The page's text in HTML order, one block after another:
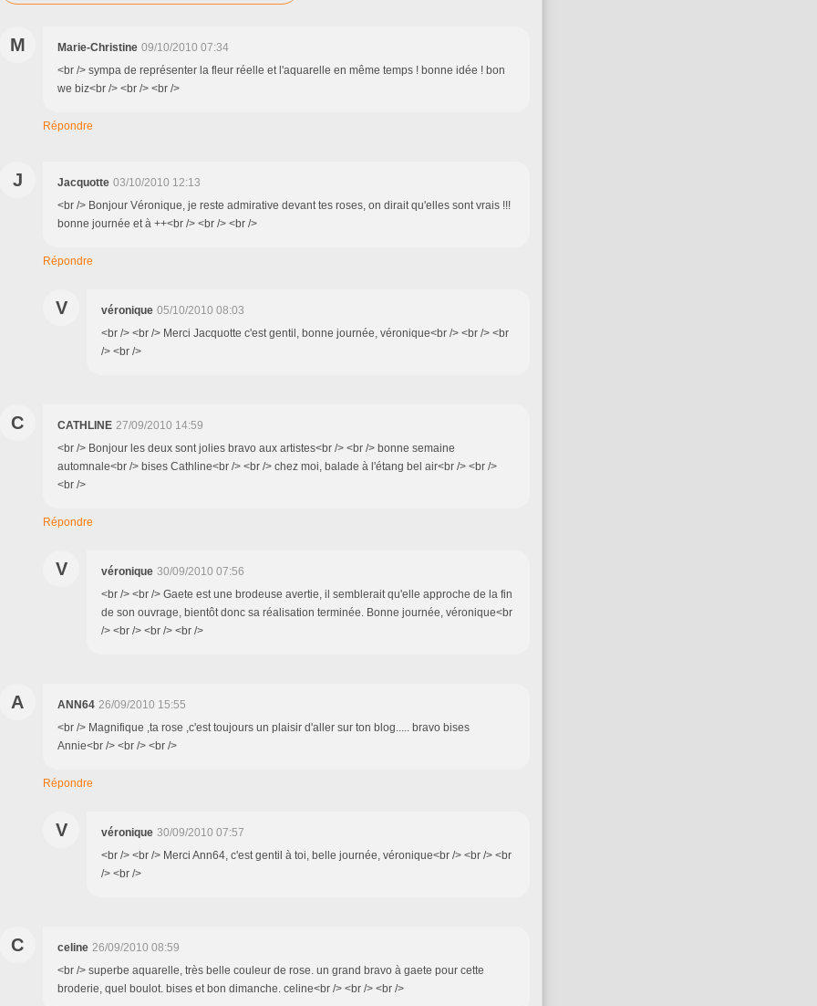
M Marie-Christine 09/10/2010 07:34
<br /> sympa de représenter la fleur réelle et l'aquarelle en même temps ! bonne idée ! bon
we biz<br /> <br /> <br />
Répondre
J Jacquotte 03/10/2010 12:13
<br /> Bonjour Véronique, je reste admirative devant tes roses, on dirait qu'elles sont vrais !!!
bonne journée et à ++<br /> <br /> <br />
Répondre
V véronique 05/10/2010 08:03
<br /> <br /> Merci Jacquotte c'est gentil, bonne journée, véronique<br /> <br /> <br
/> <br />
C CATHLINE 27/09/2010 14:59
<br /> Bonjour les deux sont jolies bravo aux artistes<br /> <br /> bonne semaine
automnale<br /> bises Cathline<br /> <br /> chez moi, balade à l'étang bel air<br /> <br />
<br />
Répondre
V véronique 30/09/2010 07:56
<br /> <br /> Gaete est une brodeuse avertie, il semblerait qu'elle approche de la fin
de son ouvrage, bientôt donc sa réalisation terminée. Bonne journée, véronique<br
/> <br /> <br /> <br />
A ANN64 26/09/2010 15:55
<br /> Magnifique ,ta rose ,c'est toujours un plaisir d'aller sur ton blog..... bravo bises
Annie<br /> <br /> <br />
Répondre
V véronique 30/09/2010 07:57
<br /> <br /> Merci Ann64, c'est gentil à toi, belle journée, véronique<br /> <br /> <br
/> <br />
C celine 26/09/2010 08:59
<br /> superbe aquarelle, très belle couleur de rose. un grand bravo à gaete pour cette
broderie, quel boulot. bises et bon dimanche. celine<br /> <br /> <br />